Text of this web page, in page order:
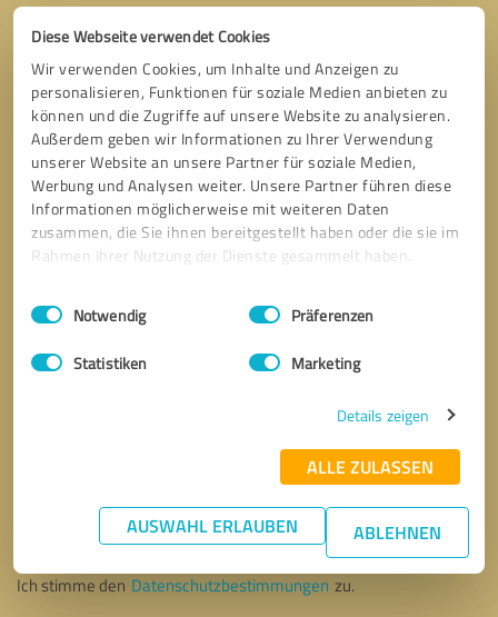
Diese Webseite verwendet Cookies
Wir verwenden Cookies, um Inhalte und Anzeigen zu
personalisieren, Funktionen für soziale Medien anbieten zu
können und die Zugriffe auf unsere Website zu analysieren.
Außerdem geben wir Informationen zu Ihrer Verwendung
unserer Website an unsere Partner für soziale Medien,
Werbung und Analysen weiter. Unsere Partner führen diese
Informationen möglicherweise mit weiteren Daten
zusammen, die Sie ihnen bereitgestellt haben oder die sie im
Rahmen Ihrer Nutzung der Dienste gesammelt haben.
Impressum Datenschutzbestimmungen
Einwilligungsauswahl
Notwendig Präferenzen
Statistiken Marketing
Details zeigen
ALLE ZULASSEN
AUSWAHL ERLAUBEN ABLEHNEN
* Erforderliche Angaben
Nachricht senden
Ich stimme den Datenschutzbestimmungen zu.